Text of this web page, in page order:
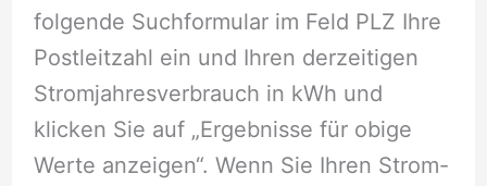
folgende Suchformular im Feld PLZ Ihre
Postleitzahl ein und Ihren derzeitigen
Stromjahresverbrauch in kWh und
klicken Sie auf „Ergebnisse für obige
Werte anzeigen“. Wenn Sie Ihren Strom-